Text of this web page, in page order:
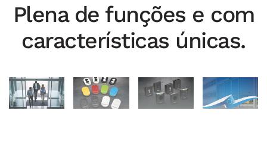
Plena de funções e com
características únicas.